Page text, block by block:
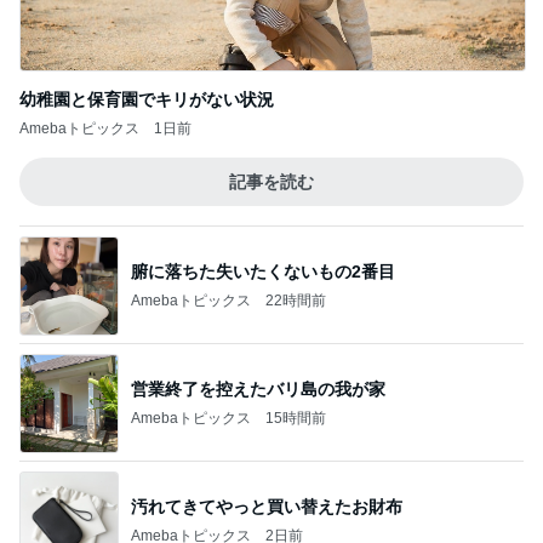
不思議なくらい楽しみな40代
Amebaトピックス 22時間前
お金を払って離婚した結婚生活
Amebaトピックス
記事を読む